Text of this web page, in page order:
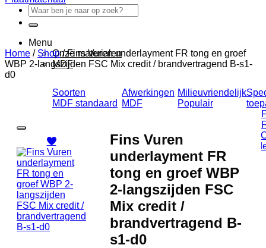
Menu
Onze materialen
MDF
Soorten
MDF standaard
brandvertragend
MDF
vochtwerend
MR
MDF door en
door gekleurd
Afwerkingen
MDF
Milieuvriendelijk
MDF Zero
Formaldehyde
Alternatieve platen en composieten
Compact Density
Zoeken
naar:
Home / Shop/Fins Vuren underlayment FR tong en groef
WBP 2-langszijden FSC Mix credit / brandvertragend B-s1-
d0
Fins Vuren
underlayment FR
tong en groef WBP
2-langszijden FSC
Mix credit /
brandvertragend B-
s1-d0